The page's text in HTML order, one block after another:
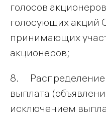
голосов
голосующих акций
принимающих
акционеров;
8. Распределение
выплата
исключением